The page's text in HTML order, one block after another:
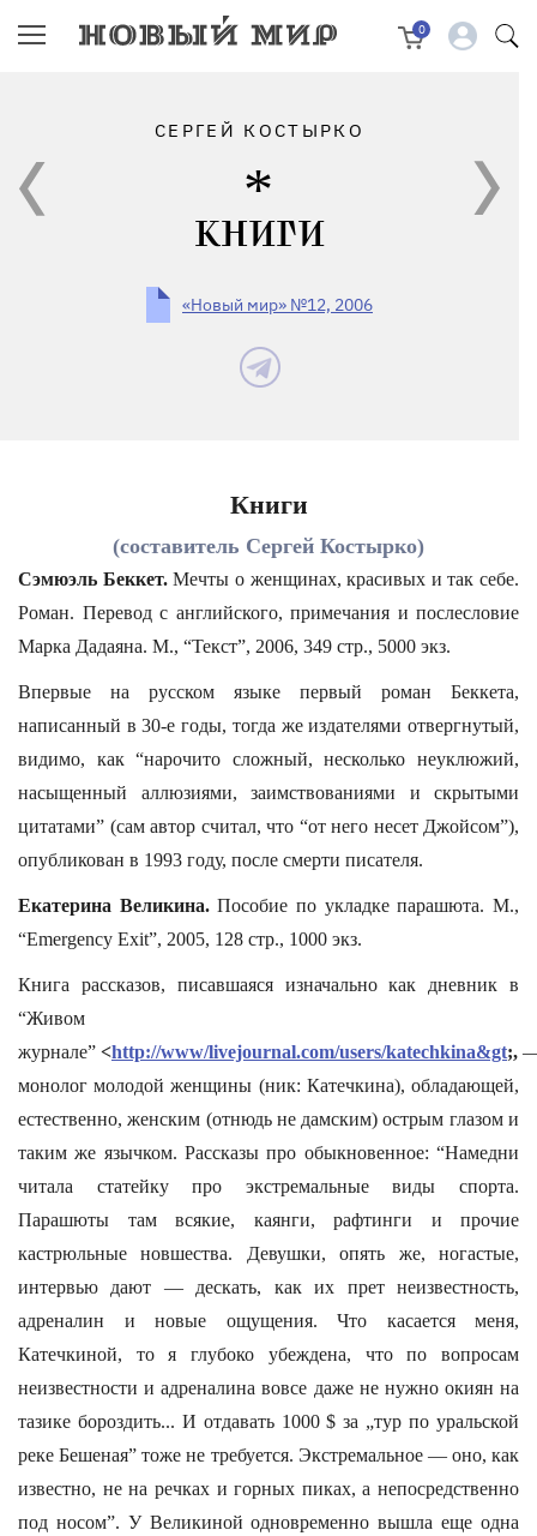
0
СЕРГЕЙ КОСТЫРКО
КНИГИ
«Новый мир» №12, 2006
Книги
(составитель Сергей Костырко)
Сэмюэль Беккет.Мечты о женщинах, красивых и так себе.
Роман. Перевод с английского, примечания и послесловие
Марка Дадаяна. М., “Текст”, 2006, 349 стр., 5000 экз.
Впервые на русском языке первый роман Беккета,
написанный в 30-е годы, тогда же издателями отвергнутый,
видимо, как “нарочито сложный, несколько неуклюжий,
насыщенный аллюзиями, заимствованиями и скрытыми
цитатами” (сам автор считал, что “от него несет Джойсом”),
опубликован в 1993 году, после смерти писателя.
Екатерина Великина.Пособие по укладке парашюта. М.,
“Emergency Exit”, 2005, 128 стр., 1000 экз.
Книга рассказов, писавшаяся изначально как дневник в
“Живом
журнале” <http://www/livejournal.com/users/katechkina&gt;,
монолог молодой женщины (ник: Катечкина), обладающей,
естественно, женским (отнюдь не дамским) острым глазом и
таким же язычком. Рассказы про обыкновенное: “Намедни
читала статейку про экстремальные виды спорта.
Парашюты там всякие, каянги, рафтинги и прочие
кастрюльные новшества. Девушки, опять же, ногастые,
интервью дают — дескать, как их прет неизвестность,
адреналин и новые ощущения. Что касается меня,
Катечкиной, то я глубоко убеждена, что по вопросам
неизвестности и адреналина вовсе даже не нужно окиян на
тазике бороздить... И отдавать 1000 $ за „тур по уральской
реке Бешеная” тоже не требуется. Экстремальное — оно, как
известно, не на речках и горных пиках, а непосредственно
под носом”. У Великиной одновременно вышла еще одна